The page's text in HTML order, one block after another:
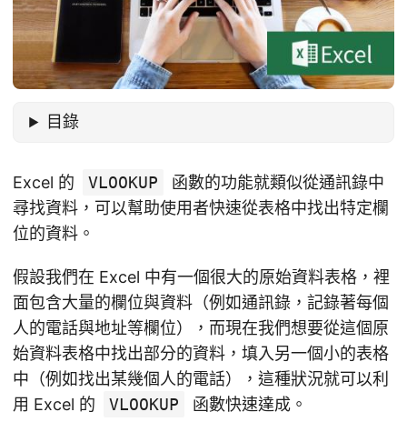
目錄
Excel 的 VLOOKUP
函數的功能就類似從通訊錄中
尋找資料，可以幫助使用者快速從表格中找出特定欄
位的資料。
假設我們在 Excel 中有一個很大的原始資料表格，裡
面包含大量的欄位與資料（例如通訊錄，記錄著每個
人的電話與地址等欄位），而現在我們想要從這個原
始資料表格中找出部分的資料，填入另一個小的表格
中（例如找出某幾個人的電話），這種狀況就可以利
用 Excel 的
VLOOKUP 函數快速達成。